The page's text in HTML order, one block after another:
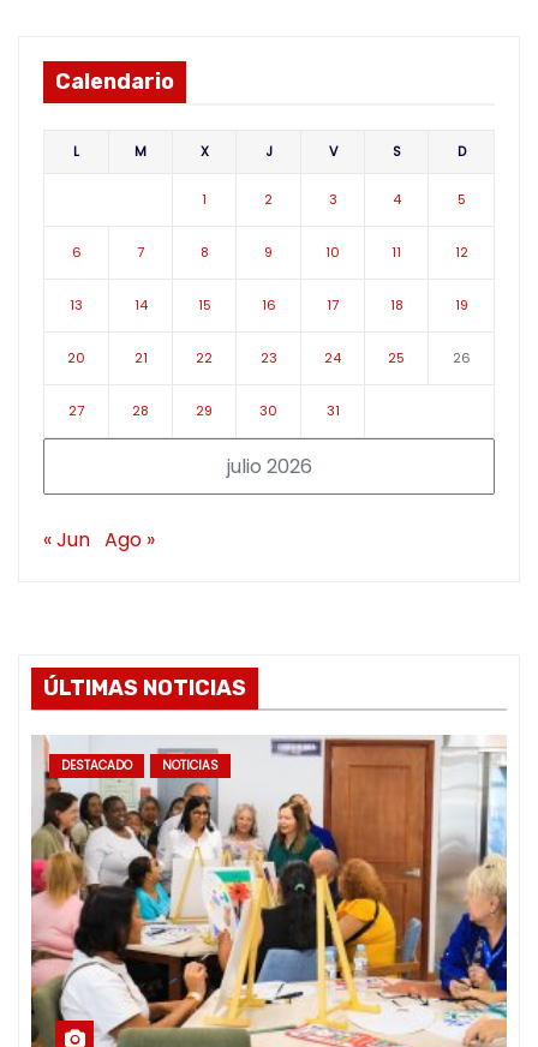
Calendario
julio 2026
L M X J V S D
1 2 3 4 5
6 7 8 9 10 11 12
13 14 15 16 17 18 19
20 21 22 23 24 25 26
27 28 29 30 31
« Jun Ago »
ÚLTIMAS NOTICIAS
DESTACADO NOTICIAS